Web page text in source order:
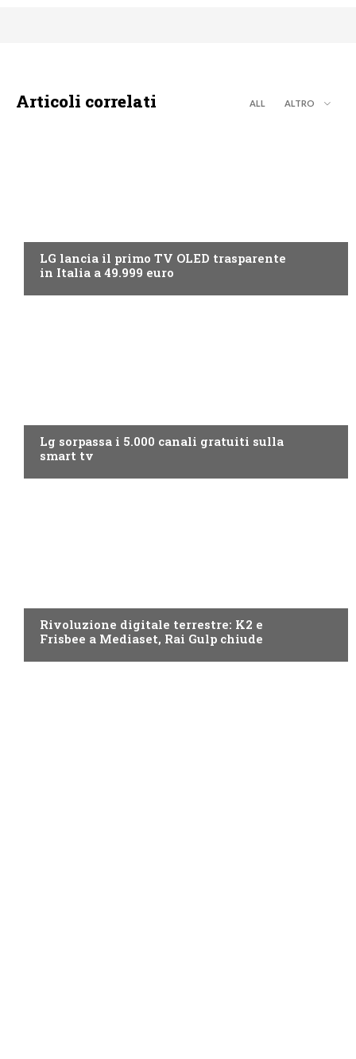
Articoli correlati ALL ALTRO
LG lancia il primo TV OLED trasparente
in Italia a 49.999 euro
Lg sorpassa i 5.000 canali gratuiti sulla
smart tv
Rivoluzione digitale terrestre: K2 e
Frisbee a Mediaset, Rai Gulp chiude